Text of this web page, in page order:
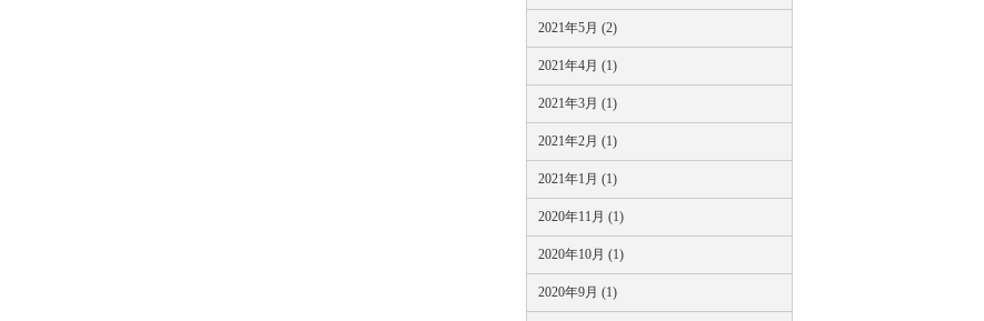
2021年5月 (2)
2021年4月 (1)
2021年3月 (1)
2021年2月 (1)
2021年1月 (1)
2020年11月 (1)
2020年10月 (1)
2020年9月 (1)